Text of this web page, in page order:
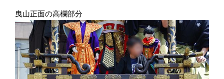
曳山正面の高欄部分